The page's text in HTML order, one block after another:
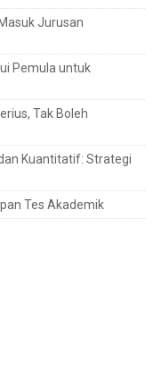
Jurusan
Pemula untuk
Tak Boleh
Kuantitatif: Strategi
Tes Akademik